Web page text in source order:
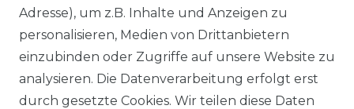
HILFE
INFORMATIONEN
Adresse), um z.B. Inhalte und Anzeigen zu
personalisieren, Medien von Drittanbietern
einzubinden oder Zugriffe auf unsere Website zu
analysieren. Die Datenverarbeitung erfolgt erst
durch gesetzte Cookies. Wir teilen diese Daten